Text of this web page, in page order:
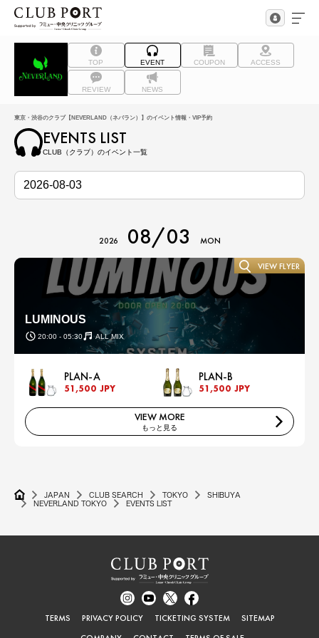
TOP EVENT COUPON ACCESS
REVIEW NEWS
東京・渋谷のクラブ【NEVERLAND（ネバラン）】のイベント情報・VIP予約
EVENTS LIST
CLUB（クラブ）のイベント一覧
2026 08/03 MON
LUMINOUS
20:00 - 05:30 ALL MIX
VIEW FLYER
PLAN-A
51,500 JPY
PLAN-B
51,500 JPY
VIEW MORE
もっと見る
JAPAN CLUB SEARCH TOKYO
SHIBUYA
NEVERLAND TOKYO
EVENTS LIST
TERMS PRIVACY POLICY TICKETING SYSTEM
SITEMAP